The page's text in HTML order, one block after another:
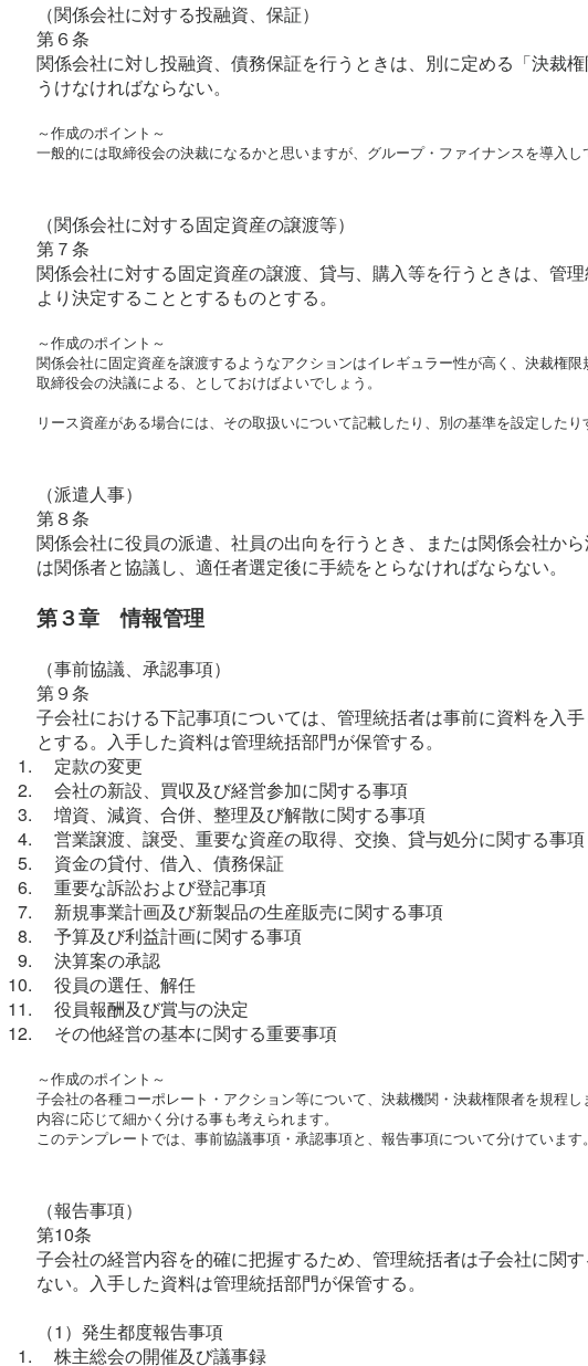
（関係会社に対する投融資、保証）
第６条
関係会社に対し投融資、債務保証を行うときは、別に定める「決裁
うけなければならない。
～作成のポイント～
一般的には取締役会の決裁になるかと思いますが、グループ・ファイナンスを導入
（関係会社に対する固定資産の譲渡等）
第７条
関係会社に対する固定資産の譲渡、貸与、購入等を行うときは、管
より決定することとするものとする。
～作成のポイント～
関係会社に固定資産を譲渡するようなアクションはイレギュラー性が高く、決裁権
取締役会の決議による、としておけばよいでしょう。
リース資産がある場合には、その取扱いについて記載したり、別の基準を設定したり
（派遣人事）
第８条
関係会社に役員の派遣、社員の出向を行うとき、または関係会社か
は関係者と協議し、適任者選定後に手続をとらなければならない。
第３章　情報管理
（事前協議、承認事項）
第９条
子会社における下記事項については、管理統括者は事前に資料を入
とする。入手した資料は管理統括部門が保管する。
    定款の変更
    会社の新設、買収及び経営参加に関する事項
    増資、減資、合併、整理及び解散に関する事項
    営業譲渡、譲受、重要な資産の取得、交換、貸与処分に関する事項
    資金の貸付、借入、債務保証
    重要な訴訟および登記事項
    新規事業計画及び新製品の生産販売に関する事項
    予算及び利益計画に関する事項
    決算案の承認
    役員の選任、解任
    役員報酬及び賞与の決定
    その他経営の基本に関する重要事項
～作成のポイント～
子会社の各種コーポレート・アクション等について、決裁機関・決裁権限者を規程し
内容に応じて細かく分ける事も考えられます。
このテンプレートでは、事前協議事項・承認事項と、報告事項について分けています。
（報告事項）
第10条
子会社の経営内容を的確に把握するため、管理統括者は子会社に関
ない。入手した資料は管理統括部門が保管する。
（1）発生都度報告事項
    株主総会の開催及び議事録